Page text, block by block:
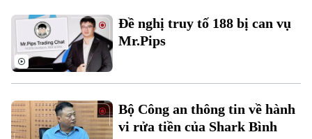
Xu hướng
Đề nghị truy tố 188 bị can vụ
Mr.Pips
Bộ Công an thông tin về hành
vi rửa tiền của Shark Bình